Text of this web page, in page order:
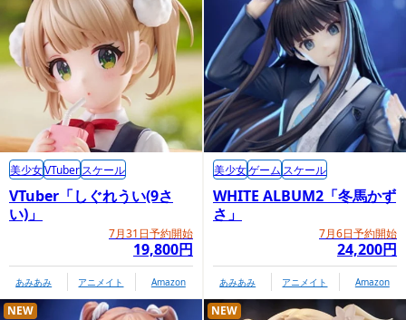
VTuber「しぐれうい(9さ
い)」
7月31日予約開始
19,800円
美少女VTuberスケール
あみあみ アニメイト Amazon
WHITE ALBUM2「冬馬かず
さ」
7月6日予約開始
24,200円
美少女ゲーム スケール
あみあみ アニメイト Amazon
NEW NEW